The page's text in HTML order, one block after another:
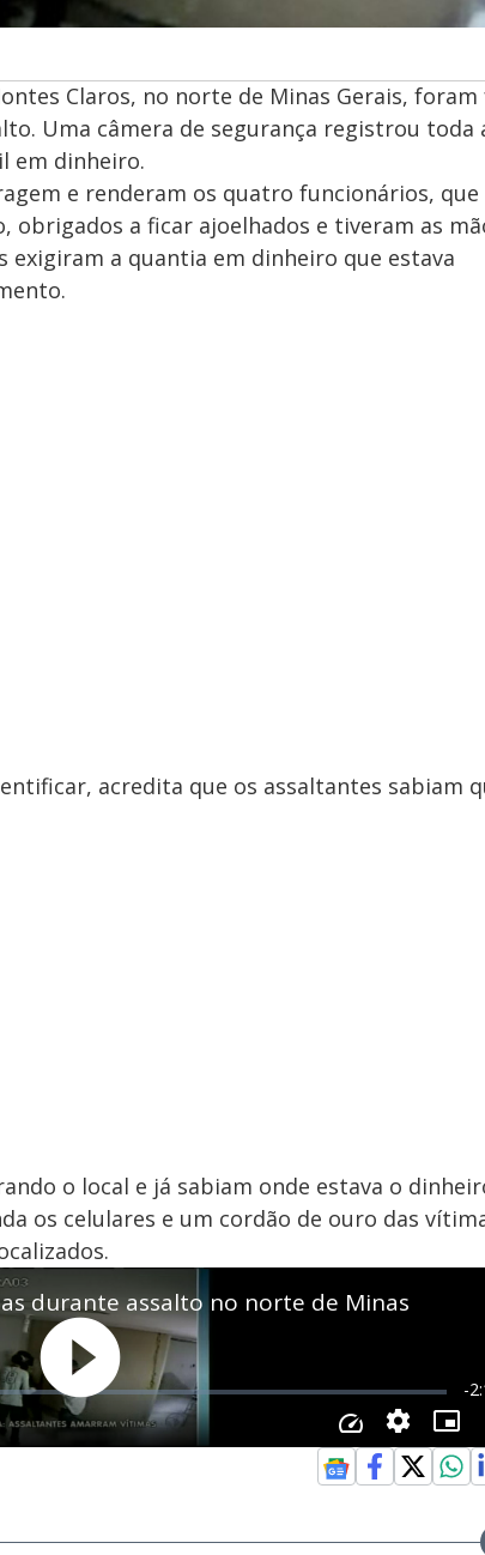
Claros, no norte de Minas Gerais,
Uma câmera de segurança registrou toda
em dinheiro.
e renderam os quatro funcionários, que
a ficar ajoelhados e tiveram as
exigiram a quantia em dinheiro que estava
acredita que os assaltantes sabiam
o local e já sabiam onde estava o
os celulares e um cordão de ouro das